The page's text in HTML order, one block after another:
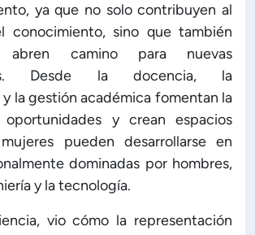
ya que no solo contribuyen al
conocimiento, sino que también
camino para nuevas
Desde la docencia, la
la gestión académica fomentan la
y crean espacios
pueden desarrollarse en
dominadas por hombres,
y la tecnología.
vio cómo la representación